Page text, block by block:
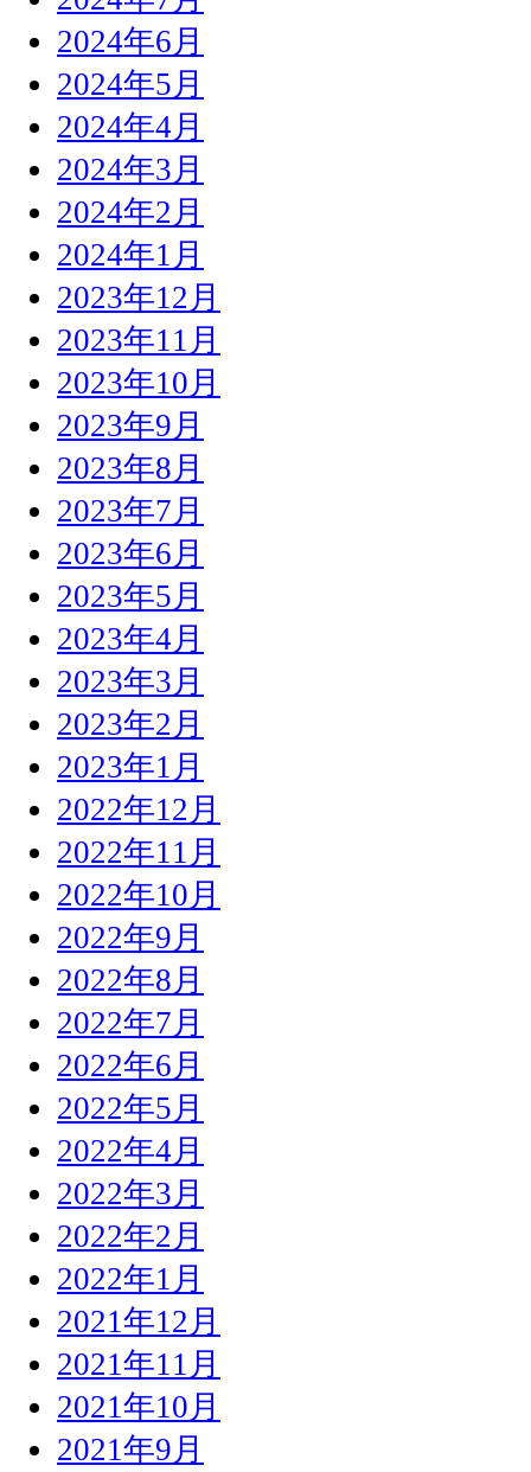
2024年6月
2024年5月
2024年4月
2024年3月
2024年2月
2024年1月
2023年12月
2023年11月
2023年10月
2023年9月
2023年8月
2023年7月
2023年6月
2023年5月
2023年4月
2023年3月
2023年2月
2023年1月
2022年12月
2022年11月
2022年10月
2022年9月
2022年8月
2022年7月
2022年6月
2022年5月
2022年4月
2022年3月
2022年2月
2022年1月
2021年12月
2021年11月
2021年10月
2021年9月